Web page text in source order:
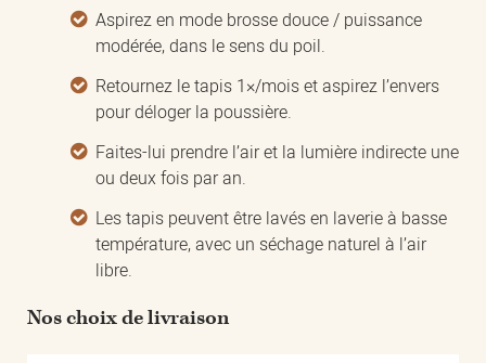
Aspirez en mode brosse douce / puissance
modérée, dans le sens du poil.
Retournez le tapis 1×/mois et aspirez l’envers
pour déloger la poussière.
Faites-lui prendre l’air et la lumière indirecte une
ou deux fois par an.
Les tapis peuvent être lavés en laverie à basse
température, avec un séchage naturel à l’air
libre.
Nos choix de livraison